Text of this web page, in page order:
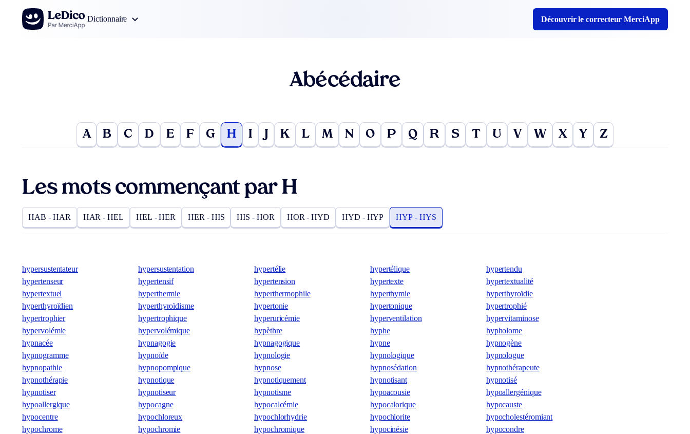
Aller au contenu
Dictionnaire Découvrir le correcteur MerciApp
Abécédaire
A B C D E F G H I J K L M N O P Q R S T U V W X Y Z
Les mots commençant par H
HAB - HAR HAR - HEL HEL - HER HER - HIS HIS - HOR HOR - HYD HYD - HYP HYP - HYS
hypersustentateur hypersustentation hypertélie hypertélique
hypertendu
hypertenseur
hypertensif hypertension hypertexte
hypertextualité
hypertextuel
hyperthermie hyperthermophile hyperthymie
hyperthyroïdie
hyperthyroïdien
hyperthyroïdisme hypertonie hypertonique
hypertrophié
hypertrophier
hypertrophique hyperuricémie hyperventilation
hypervitaminose
hypervolémie
hypervolémique hypèthre hyphe
hypholome
hypnacée
hypnagogie hypnagogique hypne
hypnogène
hypnogramme
hypnoïde hypnologie hypnologique
hypnologue
hypnopathie
hypnopompique hypnose hypnosédation
hypnothérapeute
hypnothérapie
hypnotique hypnotiquement hypnotisant
hypnotisé
hypnotiser
hypnotiseur hypnotisme hypoacousie
hypoallergénique
hypoallergique
hypocagne hypocalcémie hypocalorique
hypocauste
hypocentre
hypochloreux hypochlorhydrie hypochlorite
hypocholestéromiant
hypochrome
hypochromie hypochromique hypocinésie
hypocondre